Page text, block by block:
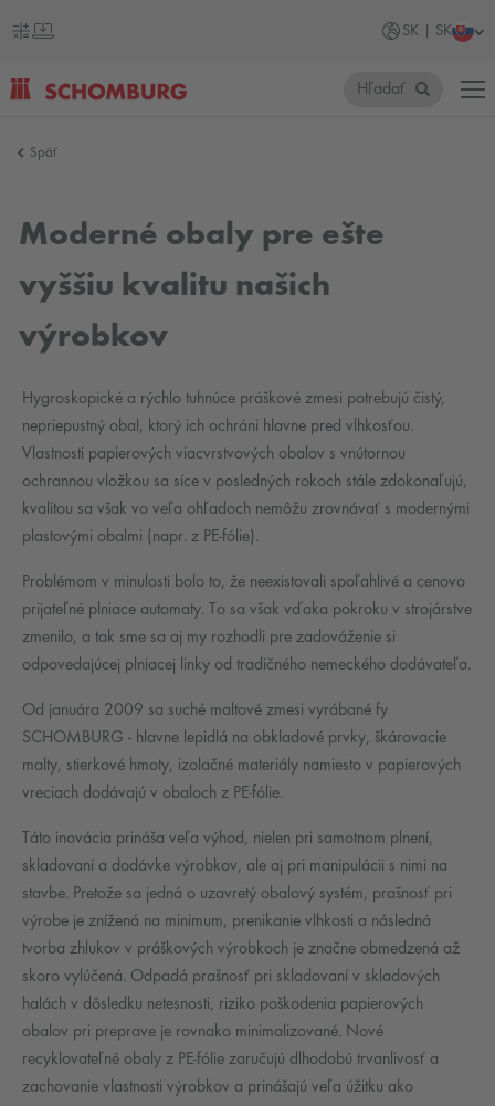
SK | SK
Hľadať
Späť
Moderné obaly pre ešte
vyššiu kvalitu našich
výrobkov
Hygroskopické a rýchlo tuhnúce práškové zmesi potrebujú čistý,
nepriepustný obal, ktorý ich ochráni hlavne pred vlhkosťou.
Vlastnosti papierových viacvrstvových obalov s vnútornou
ochrannou vložkou sa síce v posledných rokoch stále zdokonaľujú,
kvalitou sa však vo veľa ohľadoch nemôžu zrovnávať s modernými
plastovými obalmi (napr. z PE-fólie).
Problémom v minulosti bolo to, že neexistovali spoľahlivé a cenovo
prijateľné plniace automaty. To sa však vďaka pokroku v strojárstve
zmenilo, a tak sme sa aj my rozhodli pre zadováženie si
odpovedajúcej plniacej linky od tradičného nemeckého dodávateľa.
Od januára 2009 sa suché maltové zmesi vyrábané fy
SCHOMBURG - hlavne lepidlá na obkladové prvky, škárovacie
malty, stierkové hmoty, izolačné materiály namiesto v papierových
vreciach dodávajú v obaloch z PE-fólie.
Táto inovácia prináša veľa výhod, nielen pri samotnom plnení,
skladovaní a dodávke výrobkov, ale aj pri manipulácii s nimi na
stavbe. Pretože sa jedná o uzavretý obalový systém, prašnosť pri
výrobe je znížená na minimum, prenikanie vlhkosti a následná
tvorba zhlukov v práškových výrobkoch je značne obmedzená až
skoro vylúčená. Odpadá prašnosť pri skladovaní v skladových
halách v dôsledku netesnosti, riziko poškodenia papierových
obalov pri preprave je rovnako minimalizované. Nové
recyklovateľné obaly z PE-fólie zaručujú dlhodobú trvanlivosť a
zachovanie vlastnosti výrobkov a prinášajú veľa úžitku ako